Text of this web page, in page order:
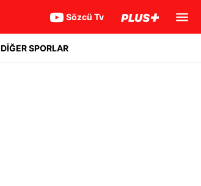
Sözcü Tv
DİĞER SPORLAR